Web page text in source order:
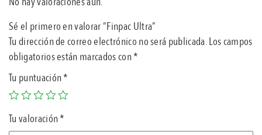
Sé el primero en valorar “Finpac Ultra”
Tu dirección de correo electrónico no será publicada.Los campos
obligatorios están marcados con*
Tu puntuación*
Tu valoración*